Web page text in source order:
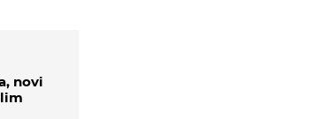
novi